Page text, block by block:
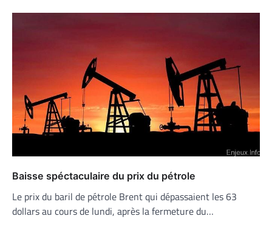
Baisse spéctaculaire du prix du pétrole
Le prix du baril de pétrole Brent qui dépassaient les 63
dollars au cours de lundi, après la fermeture du…